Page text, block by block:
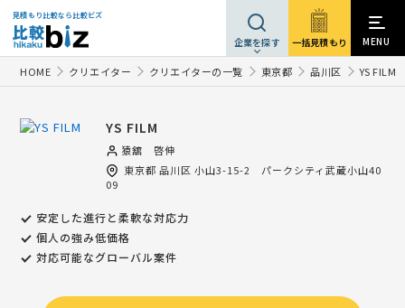
見積もり比較なら比較ビズ
企業を探す 一括見積もり MENU
HOME クリエイター クリエイターの一覧 東京都 品川区 YS FILM
YS FILM
猿舘 啓伸
東京都 品川区 小山3-15-2 パークシティ武蔵小山40
09
安定した進行と柔軟な対応力
個人の強み低価格
対応可能なグローバル案件